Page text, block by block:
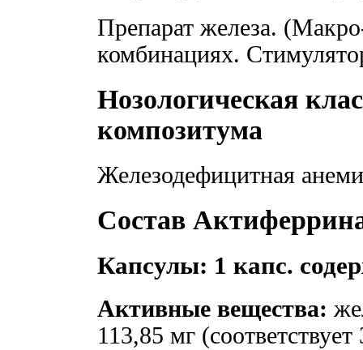
Препарат железа.
комбинациях.
Нозологическая
композитума
Железодефицитная
Состав
Капсулы: 1 капс.
Активные вещества:
113,85 мг